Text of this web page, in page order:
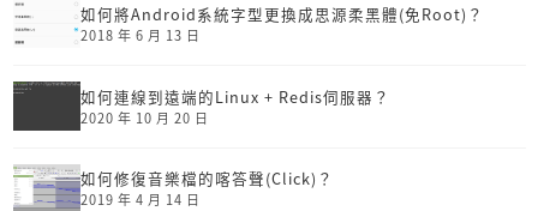
如何將Android系統字型更換成思源柔黑體(免Root)？
2018 年 6 月 13 日
如何連線到遠端的Linux + Redis伺服器？
2020 年 10 月 20 日
如何修復音樂檔的喀答聲(Click)？
2019 年 4 月 14 日